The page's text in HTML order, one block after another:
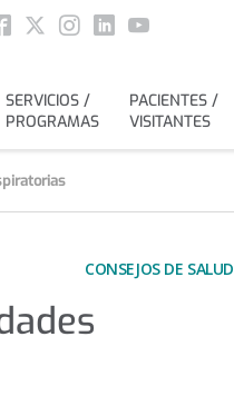
SERVICIOS /
PROGRAMAS
PACIENTES /
VISITANTES
CONSEJOS DE SALUD